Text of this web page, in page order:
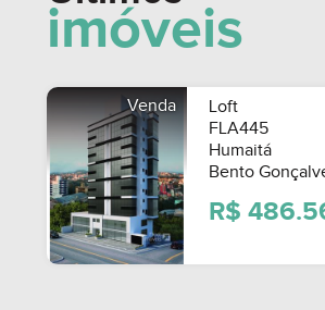
imóveis
Venda
Loft
FLA445
Humaitá
Bento
R$